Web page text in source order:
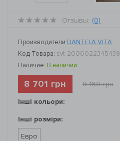
Отзывы: (0)
Производители DANTELA VITA
Код Товара: svt-2000022345439
Наличие: В наличии
8 701 грн 9 160 грн
Інші кольори:
Інші розміри:
Евро